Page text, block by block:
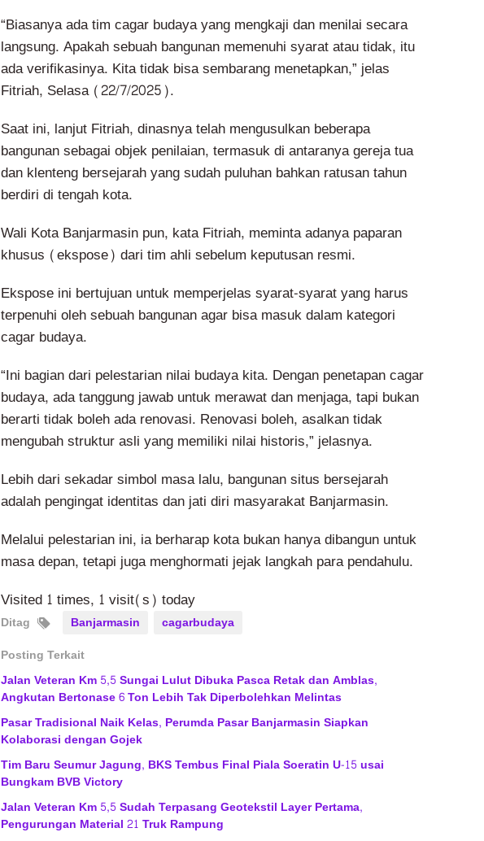
“Biasanya ada tim cagar budaya yang mengkaji dan menilai secara
langsung. Apakah sebuah bangunan memenuhi syarat atau tidak, itu
ada verifikasinya. Kita tidak bisa sembarang menetapkan,” jelas
Fitriah, Selasa (22/7/2025).
Saat ini, lanjut Fitriah, dinasnya telah mengusulkan beberapa
bangunan sebagai objek penilaian, termasuk di antaranya gereja tua
dan klenteng bersejarah yang sudah puluhan bahkan ratusan tahun
berdiri di tengah kota.
Wali Kota Banjarmasin pun, kata Fitriah, meminta adanya paparan
khusus (ekspose) dari tim ahli sebelum keputusan resmi.
Ekspose ini bertujuan untuk memperjelas syarat-syarat yang harus
terpenuhi oleh sebuah bangunan agar bisa masuk dalam kategori
cagar budaya.
“Ini bagian dari pelestarian nilai budaya kita. Dengan penetapan cagar
budaya, ada tanggung jawab untuk merawat dan menjaga, tapi bukan
berarti tidak boleh ada renovasi. Renovasi boleh, asalkan tidak
mengubah struktur asli yang memiliki nilai historis,” jelasnya.
Lebih dari sekadar simbol masa lalu, bangunan situs bersejarah
adalah pengingat identitas dan jati diri masyarakat Banjarmasin.
Melalui pelestarian ini, ia berharap kota bukan hanya dibangun untuk
masa depan, tetapi juga menghormati jejak langkah para pendahulu.
Visited 1 times, 1 visit(s) today
Ditag Banjarmasin
cagarbudaya
Posting Terkait
Jalan Veteran Km 5,5 Sungai Lulut Dibuka Pasca Retak dan Amblas,
Angkutan Bertonase 6 Ton Lebih Tak Diperbolehkan Melintas
Pasar Tradisional Naik Kelas, Perumda Pasar Banjarmasin Siapkan
Kolaborasi dengan Gojek
Tim Baru Seumur Jagung, BKS Tembus Final Piala Soeratin U-15 usai
Bungkam BVB Victory
Jalan Veteran Km 5,5 Sudah Terpasang Geotekstil Layer Pertama,
Pengurungan Material 21 Truk Rampung